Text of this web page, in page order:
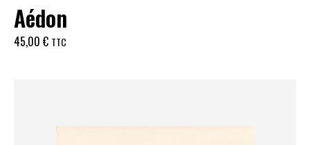
Aédon
45,00 € TTC